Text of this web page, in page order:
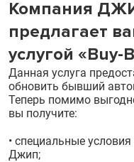
Компания
предлагает
услугой «Buy-
Данная услуга
обновить бывший
Теперь помимо
вы получите:
• специальные
Джип;